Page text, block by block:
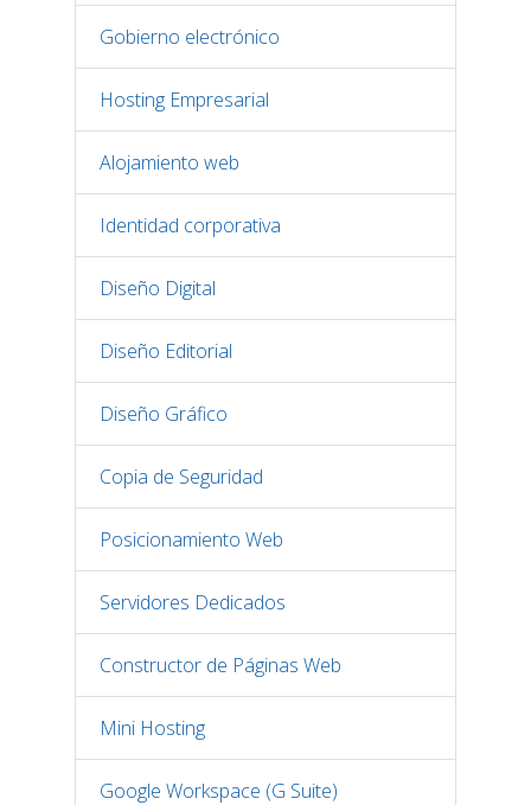
Gobierno electrónico
Hosting Empresarial
Alojamiento web
Identidad corporativa
Diseño Digital
Diseño Editorial
Diseño Gráfico
Copia de Seguridad
Posicionamiento Web
Servidores Dedicados
Constructor de Páginas Web
Mini Hosting
Google Workspace (G Suite)